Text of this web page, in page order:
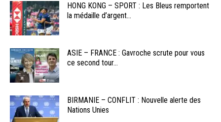
HONG KONG – SPORT : Les Bleus remportent
la médaille d’argent...
ASIE – FRANCE : Gavroche scrute pour vous
ce second tour...
BIRMANIE – CONFLIT : Nouvelle alerte des
Nations Unies